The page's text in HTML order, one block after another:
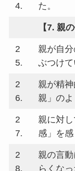
4.
た。
【7. 親
2
5.
親が自
ぶつけて
2
6.
親が精
親」のよ
2
7.
親に対
感」を感
2
8.
親の言
らくなっ